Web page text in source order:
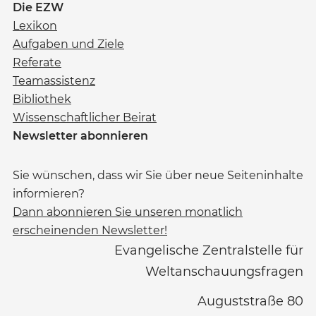
Die EZW
Lexikon
Aufgaben und Ziele
Referate
Teamassistenz
Bibliothek
Wissenschaftlicher Beirat
Newsletter abonnieren
Sie wünschen, dass wir Sie über neue Seiteninhalte
informieren?
Dann abonnieren Sie unseren monatlich
erscheinenden Newsletter!
Evangelische Zentralstelle für
Weltanschauungsfragen
Auguststraße 80